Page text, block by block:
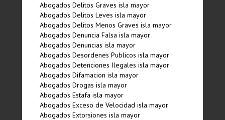
Abogados Delitos Graves isla mayor
Abogados Delitos Leves isla mayor
Abogados Delitos Menos Graves isla mayor
Abogados Denuncia Falsa isla mayor
Abogados Denuncias isla mayor
Abogados Desordenes Publicos isla mayor
Abogados Detenciones Ilegales isla mayor
Abogados Difamacion isla mayor
Abogados Drogas isla mayor
Abogados Estafa isla mayor
Abogados Exceso de Velocidad isla mayor
Abogados Extorsiones isla mayor